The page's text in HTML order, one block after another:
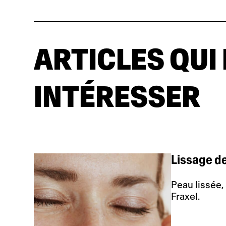
ARTICLES QUI
INTÉRESSER
Lissage
Peau
Fraxel.